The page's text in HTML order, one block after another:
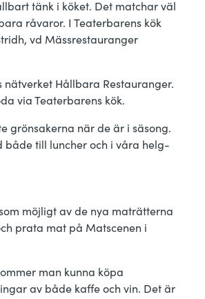
tänk i köket. Det matchar väl
råvaror. I Teaterbarens kök
vd Mässrestauranger
Hållbara Restauranger.
via Teaterbarens kök.
grönsakerna när de är i säsong.
både till luncher och i våra helg-
möjligt av de nya maträtterna
prata mat på Matscenen i
man kunna köpa
av både kaffe och vin. Det är